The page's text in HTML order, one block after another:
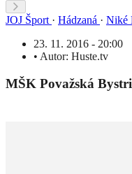
JOJ Šport · Hádzaná · Niké
23. 11. 2016 - 20:00
• Autor: Huste.tv
MŠK Považská